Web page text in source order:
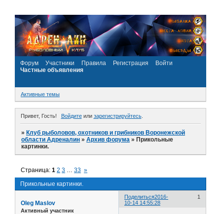
Форум Участники Правила Регистрация
Войти
Частные объявления
Активные темы
Привет, Гость! Войдитеили зарегистрируйтесь.
»Клуб рыболовов, охотников и грибников Воронежской
области Адреналин »Архив форума »Прикольные
картинки.
Прикольные картинки.
Страница:1 2 3 … 33 »
Поделиться 1
2016-
10-14 14:55:28
Oleg Maslov
Активный участник